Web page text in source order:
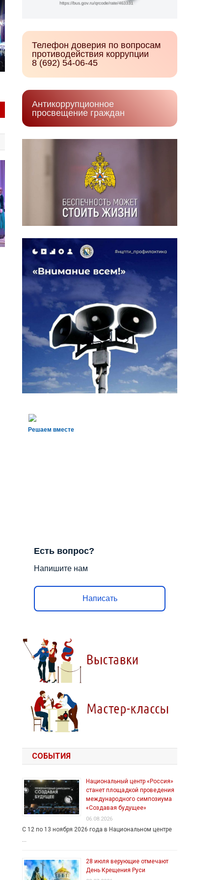
Телефон доверия по вопросам
противодействия коррупции
8 (692) 54-06-45
Антикоррупционное
просвещение граждан
Решаем вместе
Есть вопрос?
Напишите нам
Написать
СОБЫТИЯ
Национальный центр «Россия»
станет площадкой проведения
международного симпозиума
«Создавая будущее»
06.08.2026
С 12 по 13 ноября 2026 года в Национальном центре
28 июля верующие отмечают
День Крещения Руси